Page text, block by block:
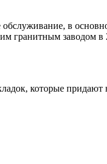
обслуживание, в
гранитным заводом
которые